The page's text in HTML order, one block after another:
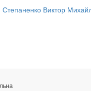
Степаненко Виктор